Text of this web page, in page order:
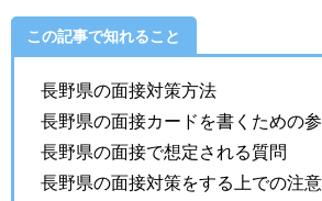
この記事で知れること
長野県の面接対策方法
長野県の面接カードを書くための参
長野県の面接で想定される質問
長野県の面接対策をする上での注